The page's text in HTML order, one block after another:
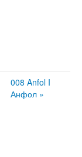
008 Anfol I
Анфол »